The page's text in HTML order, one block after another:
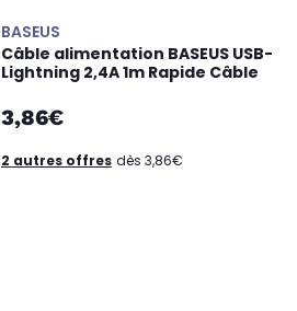
BASEUS
Câble alimentation BASEUS USB-
Lightning 2,4A 1m Rapide Câble
3,86€
2 autres offres dès 3,86€